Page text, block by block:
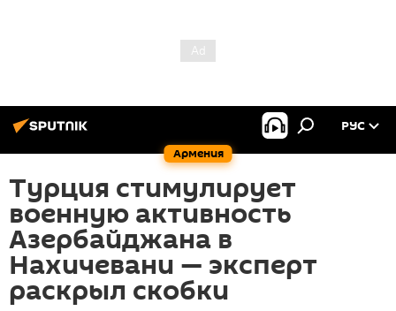
Армения
РУС
Турция стимулирует
военную активность
Азербайджана в
Нахичевани — эксперт
раскрыл скобки